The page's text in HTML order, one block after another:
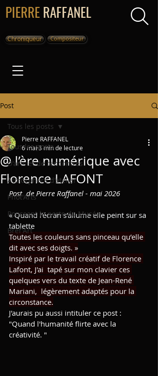
PIERRERAFFANEL
Chroniqueur Compositeur
Post
Tous les posts
D'arts et de rencontres
Atmosphère d'atelier
Phot'Arts
Poussant la porte du Musée
Bref'Art
Tous les posts
@ l’ère numérique avec
Florence LAFONT
Pierre RAFFANEL
6 mai3 min de lecture
Post  de Pierre Raffanel - mai 2026
« Quand l’écran s’allume elle peint sur sa
tablette
Toutes les couleurs sans pinceau qu’elle
dit avec ses doigts. »
Inspiré par le travail créatif de Florence
Lafont, J'ai  tapé sur mon clavier ces
quelques vers du texte de Jean-René
Mariani,  légèrement adaptés pour la
circonstance.
J'aurais pu aussi intituler ce post :
"Quand l'humanité flirte avec la
créativité. "